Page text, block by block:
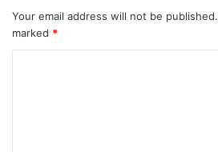
Your email address will not be published.
marked *